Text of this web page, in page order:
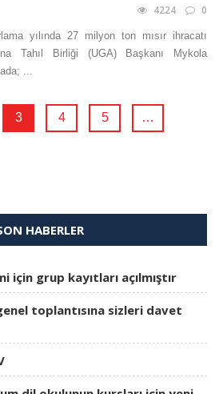
4224 0
yılında 27 milyon ton mısır ihracatı
Tahıl Birliği (UGA) Başkanı Mykola
...
3 4 5 …
HABERLER
için grup kayıtları açılmıştır
toplantısına sizleri davet